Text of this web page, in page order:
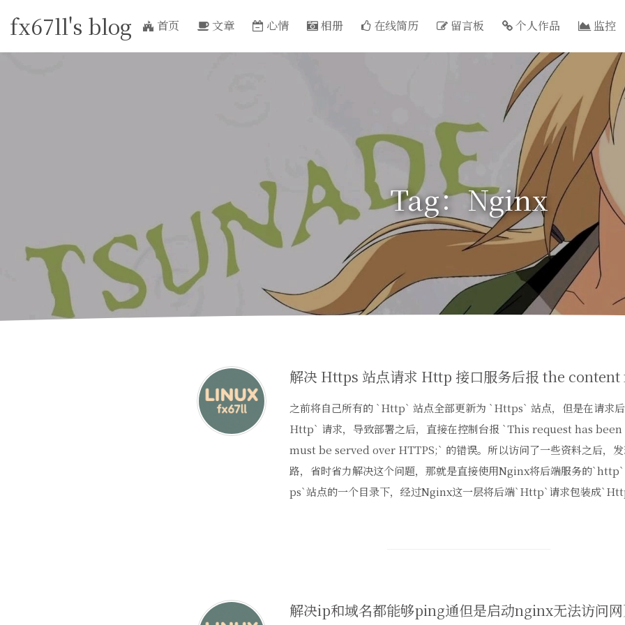
fx67ll's blog 首页 文章 心情 相册 在线简历 留言板 个人作品 监控
Tag：Nginx
之前将自己所有的 `Http` 站点全部更新为 `Https` 站点，但是在请求
Http` 请求，导致部署之后，直接在控制台报 `This request has
must be served over HTTPS;` 的错误。所以访问了一些资料之后，发
路，省时省力解决这个问题，那就是直接使用Nginx将后端服务的
ps`站点的一个目录下，经过Nginx这一层将后端`Http`请求包装成